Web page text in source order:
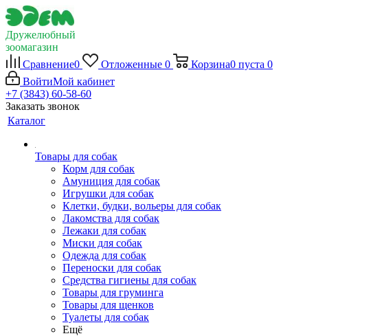
Дружелюбный
зоомагазин
Сравнение0 Отложенные 0 Корзина0 пуста 0
ВойтиМой кабинет
+7 (3843) 60-58-60
Заказать звонок
Каталог
Товары для собак
Корм для собак
Амуниция для собак
Игрушки для собак
Клетки, будки, вольеры для собак
Лакомства для собак
Лежаки для собак
Миски для собак
Одежда для собак
Переноски для собак
Средства гигиены для собак
Товары для груминга
Товары для щенков
Туалеты для собак
Ещё